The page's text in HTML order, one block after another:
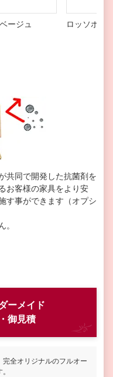
ージュ ロッソポル
共同で開発した抗菌剤を
お客様の家具をより安
す事ができます（オプシ
。
ーメイド
御見積
全オリジナルのフルオー